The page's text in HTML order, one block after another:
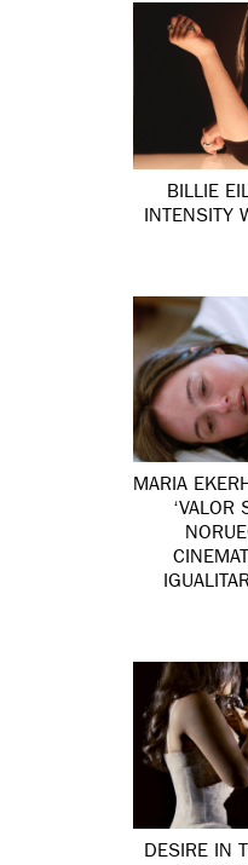
BILLIE
INTENSITY
MARIA
‘VALOR
DESIRE IN